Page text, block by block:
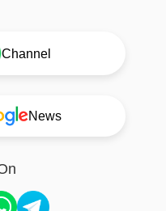
Channel
News